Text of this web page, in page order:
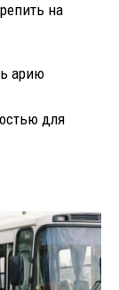
на
арию
для